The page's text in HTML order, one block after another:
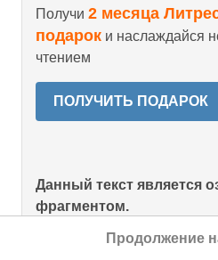
Получи 2 месяца
подарок и наслаждайся
чтением
ПОЛУЧИТЬ ПОДАРОК
Данный текст является
фрагментом.
Продолжение на Литрес
Продолжение